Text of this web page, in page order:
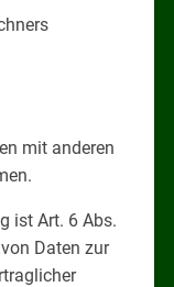
mit anderen
ist Art. 6 Abs.
Daten zur